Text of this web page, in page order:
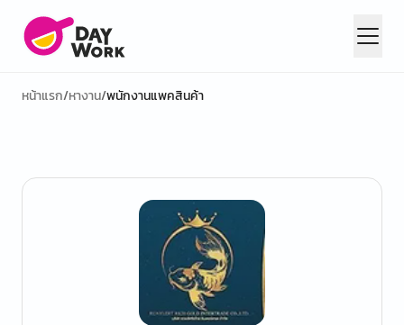
หน้าแรก/หางาน/พนักงานแพคสินค้า